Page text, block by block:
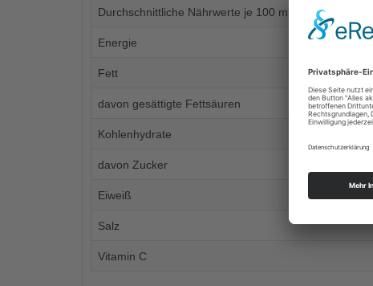
Durchschnittliche Nährwerte je 100 ml fertiges Getränk
Energie
Fett
davon gesättigte Fettsäuren
Kohlenhydrate
davon Zucker
Eiweiß
Salz
Vitamin C